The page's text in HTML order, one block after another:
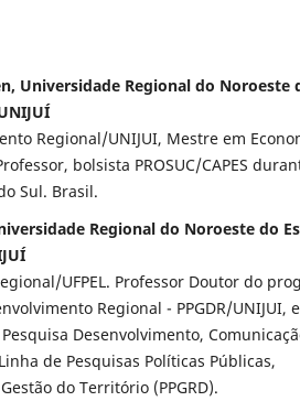
Universidade Regional do Noroeste
Regional/UNIJUI, Mestre em
bolsista PROSUC/CAPES
Sul. Brasil.
Regional do Noroeste do
UFPEL. Professor Doutor do
Regional - PPGDR/UNIJUI, e
Desenvolvimento,
de Pesquisas Políticas Públicas,
do Território (PPGRD).